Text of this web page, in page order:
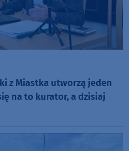
z Miastka utworzą jeden
na to kurator, a dzisiaj